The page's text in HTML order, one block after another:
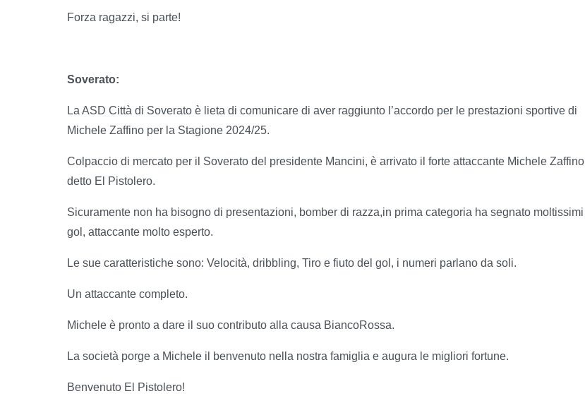
Forza ragazzi, si parte!
Soverato:
La ASD Città di Soverato è lieta di comunicare di aver raggiunto l’accordo per le prestazioni sportive di
Michele Zaffino per la Stagione 2024/25.
Colpaccio di mercato per il Soverato del presidente Mancini, è arrivato il forte attaccante Michele Zaffino
detto El Pistolero.
Sicuramente non ha bisogno di presentazioni, bomber di razza,in prima categoria ha segnato moltissimi
gol, attaccante molto esperto.
Le sue caratteristiche sono: Velocità, dribbling, Tiro e fiuto del gol, i numeri parlano da soli.
Un attaccante completo.
Michele è pronto a dare il suo contributo alla causa BiancoRossa.
La società porge a Michele il benvenuto nella nostra famiglia e augura le migliori fortune.
Benvenuto El Pistolero!